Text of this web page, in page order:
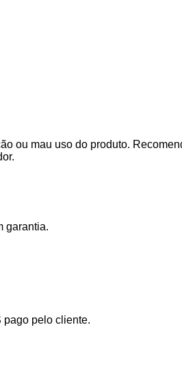
ou mau uso do produto.
garantia.
pago pelo cliente.